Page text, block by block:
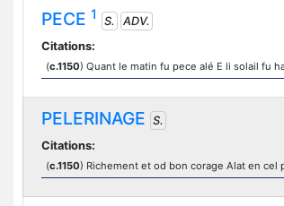
PECE 1 S.
ADV.
Citations:
(c.1150) Quant le matin fu pece alé E li solail fu
PELERINAGE S.
Citations:
(c.1150) Richement et od bon corage Alat en cel